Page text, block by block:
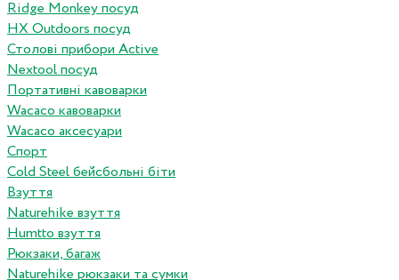
Ridge Monkey посуд
HX Outdoors посуд
Столові прибори Active
Nextool посуд
Портативні кавоварки
Wacaco кавоварки
Wacaco аксесуари
Спорт
Cold Steel бейсбольні біти
Взуття
Naturehike взуття
Humtto взуття
Рюкзаки, багаж
Naturehike рюкзаки та сумки